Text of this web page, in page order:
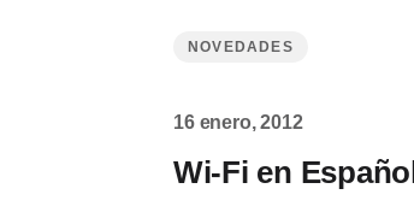
NOVEDADES
16 enero, 2012
Wi-Fi en